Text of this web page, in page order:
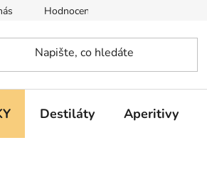
Hodnocení obchodu
Destiláty Aperitivy